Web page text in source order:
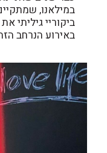
במילאנו,
ביקוריי גיליתי
באירוע הנרחב